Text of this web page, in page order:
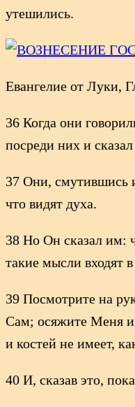
утешились.
Евангелие от Луки,
36 Когда они
посреди них и
37 Они, смутившись
что видят духа.
38 Но Он сказал им:
такие мысли входят
39 Посмотрите на
Сам; осяжите Меня и
и костей не имеет,
40 И, сказав это,